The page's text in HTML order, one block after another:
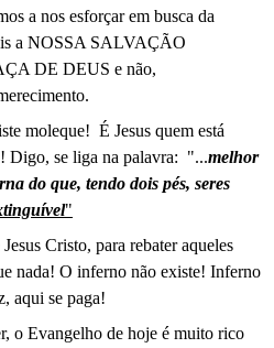
a nos esforçar em busca da
a NOSSA SALVAÇÃO
DE DEUS e não,
moleque! É Jesus quem está
Digo, se liga na palavra: "...melhor
do que, tendo dois pés, seres
"
Cristo, para rebater aqueles
nada! O inferno não existe! Inferno
aqui se paga!
o Evangelho de hoje é muito rico